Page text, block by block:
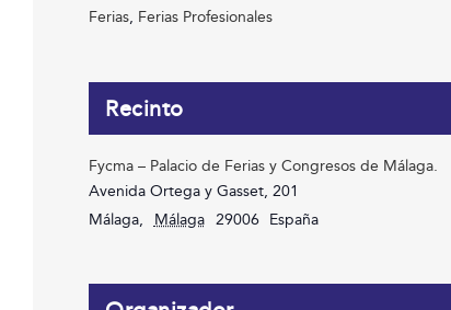
Ferias, Ferias Profesionales
Recinto
Fycma – Palacio de Ferias y Congresos de Málaga.
Avenida Ortega y Gasset, 201
Málaga, Málaga 29006 España